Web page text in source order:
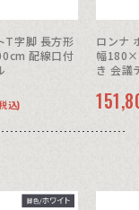
T字脚 長方形
配線口付
込)
ロンナ
幅180×
き 会議